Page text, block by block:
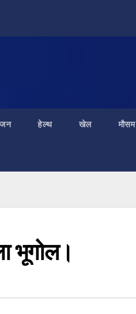
हेल्थ खेल मौसम
भूगोल।